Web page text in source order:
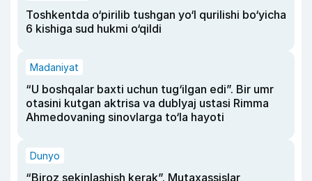
Toshkentda o‘pirilib tushgan yo‘l qurilishi bo‘yicha
6 kishiga sud hukmi o‘qildi
Madaniyat
“U boshqalar baxti uchun tug‘ilgan edi”. Bir umr
otasini kutgan aktrisa va dublyaj ustasi Rimma
Ahmedovaning sinovlarga to‘la hayoti
Dunyo
“Biroz sekinlashish kerak”. Mutaxassislar